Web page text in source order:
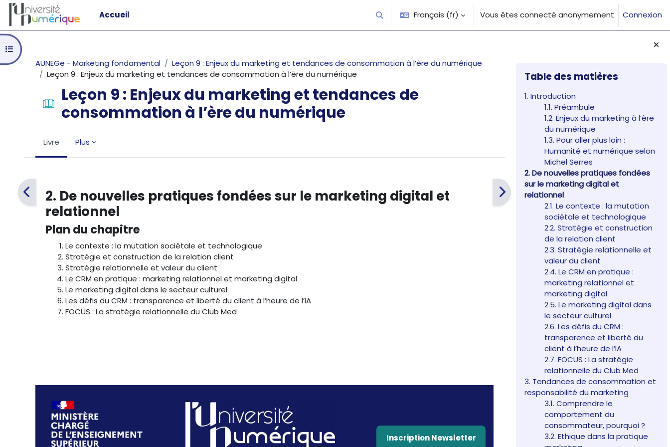
Passer au contenu principal
Accueil
Activer/désactiver la saisie de recherche
Français ‎(fr)‎ Vous êtes connecté anonymement Connexion
Blocs
Table des matières
1. Introduction
1.1. Préambule
1.2. Enjeux du marketing à l’ère
du numérique
1.3. Pour aller plus loin :
Humanité et numérique selon
Michel Serres
2. De nouvelles pratiques fondées
sur le marketing digital et
relationnel
2.1. Le contexte : la mutation
sociétale et technologique
2.2. Stratégie et construction
de la relation client
2.3. Stratégie relationnelle et
valeur du client
2.4. Le CRM en pratique :
marketing relationnel et
marketing digital
2.5. Le marketing digital dans
le secteur culturel
2.6. Les défis du CRM :
transparence et liberté du
client à l’heure de l’IA
2.7. FOCUS : La stratégie
relationnelle du Club Med
3. Tendances de consommation et
responsabilité du marketing
3.1. Comprendre le
comportement du
consommateur, pourquoi ?
3.2. Ethique dans la pratique
Ouvrir l’index du cours
AUNEGe - Marketing fondamental
Leçon 9 : Enjeux du marketing et tendances de consommation à l’ère du numérique
Leçon 9 : Enjeux du marketing et tendances de consommation à l’ère du numérique
Leçon 9 : Enjeux du marketing et tendances de
consommation à l’ère du numérique
Livre Plus
2. De nouvelles pratiques fondées sur le marketing digital et
relationnel
Plan du chapitre
Le contexte : la mutation sociétale et technologique
Stratégie et construction de la relation client
Stratégie relationnelle et valeur du client
Le CRM en pratique : marketing relationnel et marketing digital
Le marketing digital dans le secteur culturel
Les défis du CRM : transparence et liberté du client à l’heure de l’IA
FOCUS : La stratégie relationnelle du Club Med
Inscription Newsletter